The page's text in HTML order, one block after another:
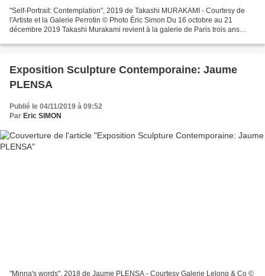
"Self-Portrait: Contemplation", 2019 de Takashi MURAKAMI - Courtesy de
l'Artiste et la Galerie Perrotin © Photo Éric Simon Du 16 octobre au 21
décembre 2019 Takashi Murakami revient à la galerie de Paris trois ans
Exposition Sculpture Contemporaine: Jaume
PLENSA
Publié le 04/11/2019 à 09:52
Par Eric SIMON
"Minna's words", 2018 de Jaume PLENSA - Courtesy Galerie Lelong & Co ©